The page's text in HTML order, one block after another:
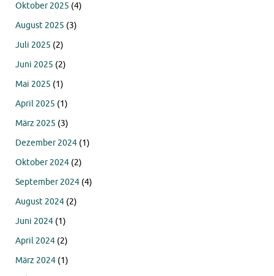
Oktober 2025 (4)
August 2025 (3)
Juli 2025 (2)
Juni 2025 (2)
Mai 2025 (1)
April 2025 (1)
März 2025 (3)
Dezember 2024 (1)
Oktober 2024 (2)
September 2024 (4)
August 2024 (2)
Juni 2024 (1)
April 2024 (2)
März 2024 (1)